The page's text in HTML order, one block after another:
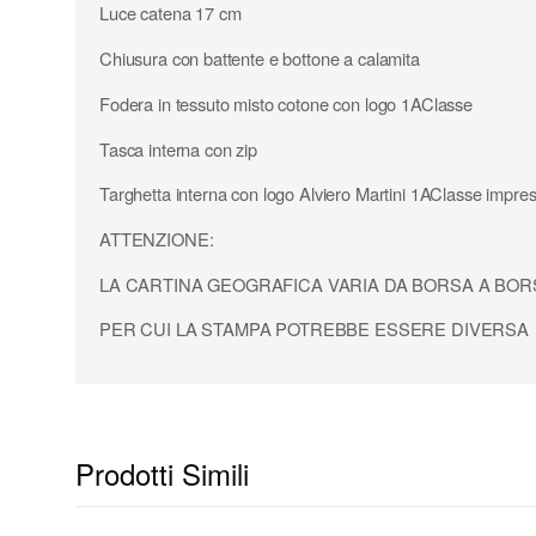
Luce catena 17 cm
Chiusura con battente e bottone a calamita
Fodera in tessuto misto cotone con logo 1AClasse
Tasca interna con zip
Targhetta interna con logo Alviero Martini 1AClasse
ATTENZIONE:
LA CARTINA GEOGRAFICA VARIA DA BORSA A
PER CUI LA STAMPA POTREBBE ESSERE DIVERSA
Prodotti Simili